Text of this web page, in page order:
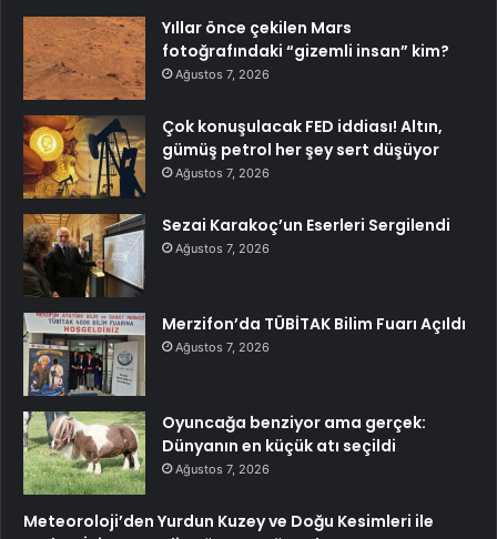
Yıllar önce çekilen Mars
fotoğrafındaki “gizemli insan” kim?
Ağustos 7, 2026
Çok konuşulacak FED iddiası! Altın,
gümüş petrol her şey sert düşüyor
Ağustos 7, 2026
Sezai Karakoç’un Eserleri Sergilendi
Ağustos 7, 2026
Merzifon’da TÜBİTAK Bilim Fuarı Açıldı
Ağustos 7, 2026
Oyuncağa benziyor ama gerçek:
Dünyanın en küçük atı seçildi
Ağustos 7, 2026
Meteoroloji’den Yurdun Kuzey ve Doğu Kesimleri ile